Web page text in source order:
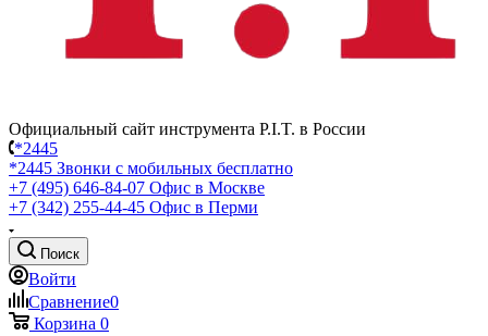
Официальный сайт инструмента P.I.T. в России
*2445
*2445 Звонки с мобильных бесплатно
+7 (495) 646-84-07 Офис в Москве
+7 (342) 255-44-45 Офис в Перми
Поиск
Войти
Сравнение0
Корзина 0